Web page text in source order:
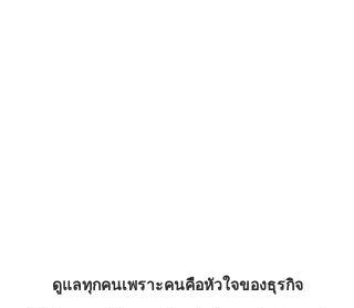
ดูแลทุกคนเพราะคนคือหัวใจของธุรกิจ